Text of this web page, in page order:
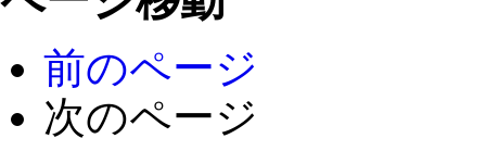
前のページ
次のページ